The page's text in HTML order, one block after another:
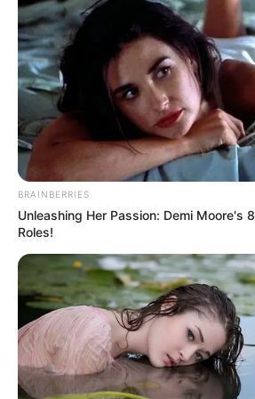
BRAINBERRIES
Unleashing Her Passion: Demi Moore's
Roles!